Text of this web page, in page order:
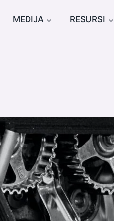
MEDIJA RESURSI